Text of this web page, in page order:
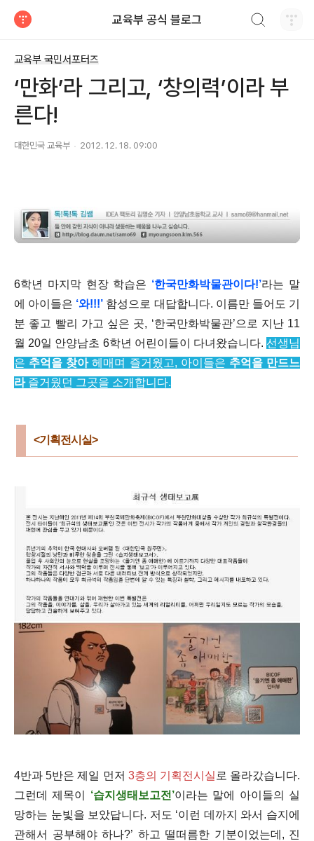
교육부 공식 블로그
교육부 국민서포터즈
‘만화’라 그리고, ‘창의력’이라 부
른다!
대한민국 교육부 2012. 12. 18. 09:00
6학년 마지막 현장 학습은 ‘한국만화박물관이다!’라는 말
에 아이들은 ‘와!!!’ 함성으로 대답합니다. 이름만 들어도 기
분 좋고 빨리 가고 싶은 곳, ‘한국만화박물관’으로 지난 11
월 20일 안양남초 6학년 어린이들이 다녀왔습니다. 선생님
은 추억을 찾아헤매며 즐거웠고, 아이들은 추억을 만드느
라즐거웠던 그곳을 소개합니다.
<기획전시실>
4반과 5반은 제일 먼저 3층의 기획전시실 로 올라갔습니다.
그런데 제목이 ‘습지생태보고전’이라는 말에 아이들의 실
망하는 눈빛을 보았답니다. 저도 ‘이런 데까지 와서 습지에
관해서 공부해야 하나?’ 하고 떨떠름한 기분이었는데, 진